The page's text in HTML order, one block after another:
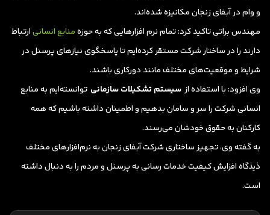
و وام در آبفای زنجان مکانیزه شده‌اند.
مهندس براتی تاکید کرد: تمام نرم افزارهایی که به حوزهمنابع انسانیارتباط
دارند را در ساختار شرکت مستقر کرده‌ایم تا پاسخگوی نیازهای پرسنل در
شرایط و موقعیت‌های مختلف مانند دورکاری باشند.
وی افزود: با استفاده از سیستم تشکیلات سازمانی توانسته‌ایم به منابع
انسانی شرکت را سر و سامان بدهیم و اطمینان داشته باشیم که همه
کارکنان به حقوق خودشان می‌رسند.
به گفته وی، تجهیز ساختاری شرکت آبفای زنجان به نرم‌افزارهای مختلف
ذیذگاه افزایش کیفیت خدمات رسانی به پرسنل و مردم را به دنبال داشته
است.